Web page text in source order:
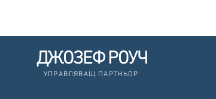
ДЖОЗЕФ РОУЧ
УПРАВЛЯВАЩ ПАРТНЬОР